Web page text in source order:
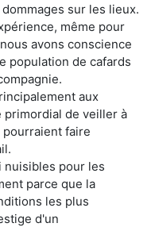
sur les lieux.
même pour
avons conscience
population de cafards
aux
primordial de veiller à
faire
nuisibles pour les
parce que la
les plus
d'un